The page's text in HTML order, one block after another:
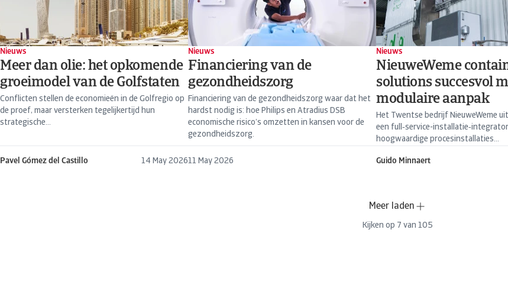
Nieuws
Meer dan olie: het opkomende
groeimodel van de Golfstaten
Conflicten stellen de economieën in de Golfregio op
de proef, maar versterken tegelijkertijd hun
strategische...
Pavel Gómez del Castillo 14 May 2026
Nieuws
Financiering van de
gezondheidszorg
Financiering van de gezondheidszorg waar dat het
hardst nodig is: hoe Philips en Atradius DSB
economische risico’s omzetten in kansen voor de
gezondheidszorg.
11 May 2026
Nieuws
NieuweWeme
solutions succesvol
modulaire aanpak
Het Twentse bedrijf NieuweWeme
een full‑service-
hoogwaardige procesinstallaties...
Guido Minnaert
Meer laden
Kijken op 7 van 105